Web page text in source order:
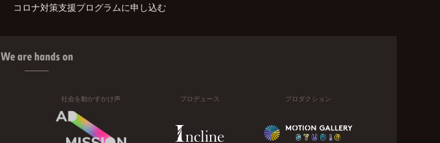
コロナ対策支援プログラムに申し込む
We are hands on
社会を動かすかけ声 プロデュース プロダクション